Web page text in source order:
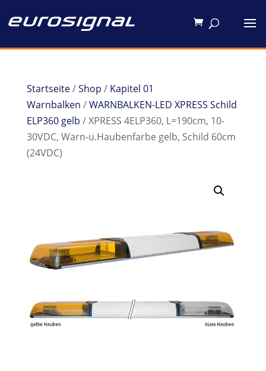
Startseite/Shop / Kapitel 01
Warnbalken /WARNBALKEN-LED XPRESS Schild
ELP360 gelb / XPRESS 4ELP360, L=190cm, 10-
30VDC, Warn-u.Haubenfarbe gelb, Schild 60cm
(24VDC)